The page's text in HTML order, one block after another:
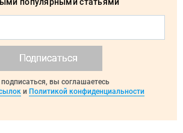
Подписаться
вы соглашаетесь
и Политикой конфиденциальности